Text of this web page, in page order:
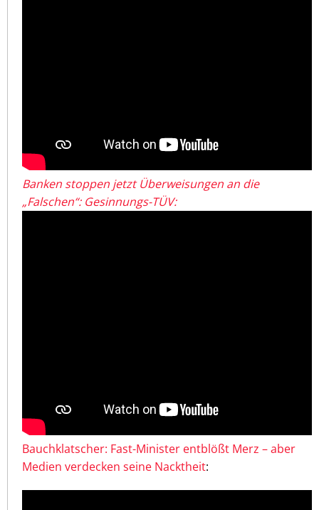
Banken stoppen jetzt Überweisungen an die
„Falschen“: Gesinnungs-TÜV:
Bauchklatscher: Fast-Minister entblößt Merz – aber
Medien verdecken seine Nacktheit: